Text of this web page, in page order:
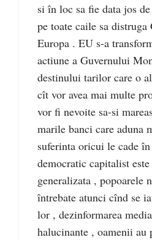
si în loc sa fie data jos
pe toate caile sa
Europa . EU s-a
actiune a Guvernului
destinului tarilor care o
cît vor avea mai multe
vor fi nevoite sa-si
marile banci care aduna
suferinta oricui le cade
democratic capitalist
generalizata , popoarele
întrebate atunci cînd se
lor , dezinformarea
halucinante , oamenii au